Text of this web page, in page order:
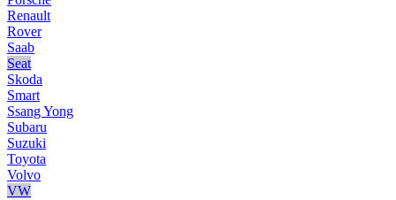
Renault
Rover
Saab
Seat
Skoda
Smart
Ssang Yong
Subaru
Suzuki
Toyota
Volvo
VW